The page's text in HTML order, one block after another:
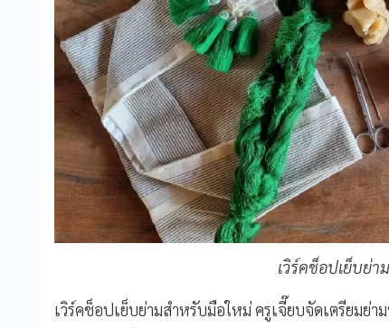
เวิร์คช็อปเย็บย่
เวิร์คช็อปเย็บย่ามสำหรับมือใหม่ ครูเจี๊ยบจัดเตรียมย่